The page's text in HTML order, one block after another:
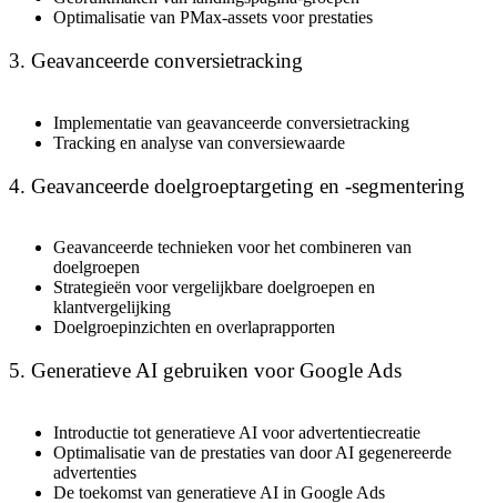
Optimalisatie van PMax-assets voor prestaties
3. Geavanceerde conversietracking
Implementatie van geavanceerde conversietracking
Tracking en analyse van conversiewaarde
4. Geavanceerde doelgroeptargeting en -segmentering
Geavanceerde technieken voor het combineren van
doelgroepen
Strategieën voor vergelijkbare doelgroepen en
klantvergelijking
Doelgroepinzichten en overlaprapporten
5. Generatieve AI gebruiken voor Google Ads
Introductie tot generatieve AI voor advertentiecreatie
Optimalisatie van de prestaties van door AI gegenereerde
advertenties
De toekomst van generatieve AI in Google Ads